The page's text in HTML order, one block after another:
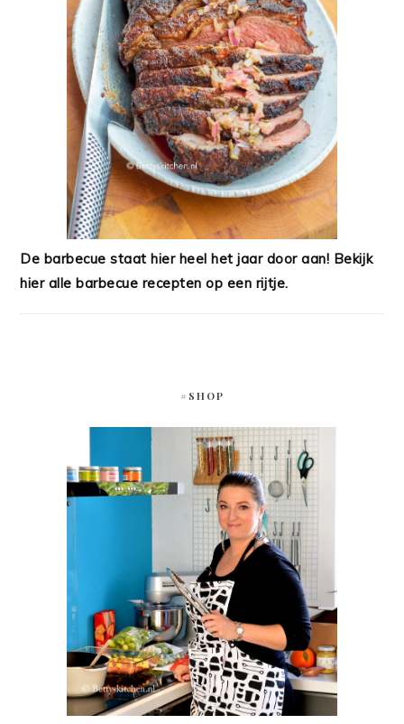
De barbecue staat hier heel het jaar door aan! Bekijk
hier alle barbecue recepten op een rijtje.
#SHOP